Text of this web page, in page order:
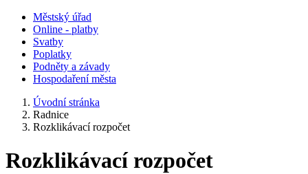
Městský úřad
Online - platby
Svatby
Poplatky
Podněty a závady
Hospodaření města
Úvodní stránka
Radnice
Rozklikávací rozpočet
Rozklikávací rozpočet